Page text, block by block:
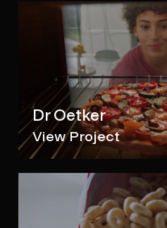
Dr Oetker
View Project